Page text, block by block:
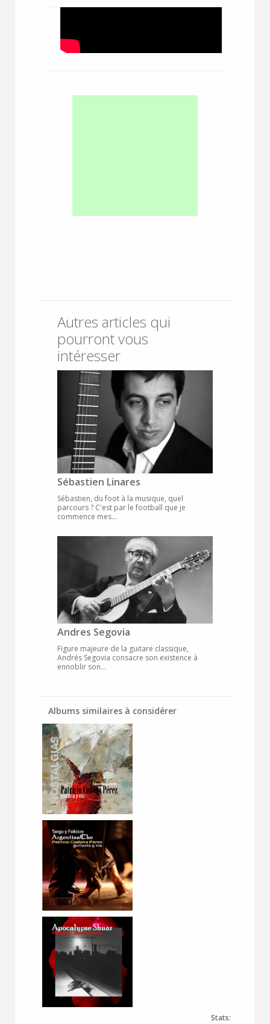
Autres articles qui
pourront vous
intéresser
Sébastien Linares
Sébastien, du foot à la musique, quel
parcours ? C'est par le football que je
commence mes...
Andres Segovia
Figure majeure de la guitare classique,
Andrés Segovia consacre son existence à
ennoblir son...
Albums similaires à considérer
Stats: